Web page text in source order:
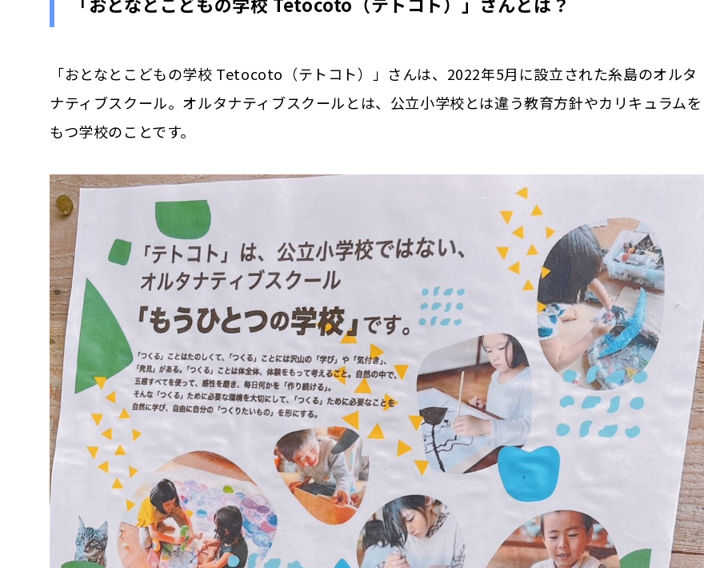
「おとなとこどもの学校 Tetocoto（テトコト）」さんは、2022年5月に設立された糸島のオルタ
ナティブスクール。オルタナティブスクールとは、公立小学校とは違う教育方針やカリキュラムを
もつ学校のことです。